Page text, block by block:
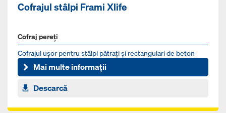
Cofrajul stâlpi Frami Xlife
Cofraj pereți
Cofrajul uşor pentru stâlpi pătraţi şi rectangulari de beton
turnat la faţa locului
Mai multe informații
Descarcă